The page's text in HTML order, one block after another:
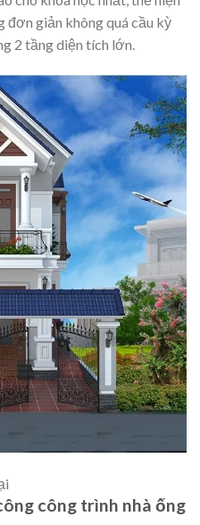
đơn giản không quá cầu kỳ
2 tầng diện tích lớn.
công trình nhà ống